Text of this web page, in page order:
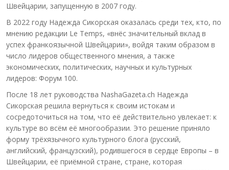
Швейцарии, запущенную в 2007 году.
В 2022 году Надежда Сикорская оказалась среди тех, кто, по
мнению редакции Le Temps, «внёс значительный вклад в
успех франкоязычной Швейцарии», войдя таким образом в
число лидеров общественного мнения, а также
экономических, политических, научных и культурных
лидеров: Форум 100.
После 18 лет руководства NashaGazeta.ch Надежда
Сикорская решила вернуться к своим истокам и
сосредоточиться на том, что её действительно увлекает: к
культуре во всём её многообразии. Это решение приняло
форму трёхязычного культурного блога (русский,
английский, французский), родившегося в сердце Европы – в
Швейцарии, её приёмной стране, стране, которая